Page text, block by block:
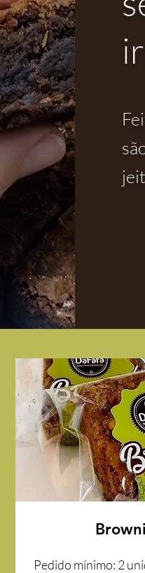
Pedido mínimo: 2